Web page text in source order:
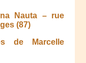
Nauta – rue
(87)
de Marcelle